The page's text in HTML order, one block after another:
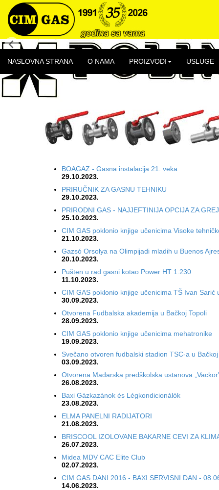
NASLOVNA STRANA O NAMA PROIZVODI USLUGE
07.08.2026.
Novosti
Zahvalnica CIM GAS-u od OŠ Nikola Tesla, Bačka
21.11.2023.
SAJAM PRIVREDE,GRAĐEVINARSTVA I
BOAGAZ - Gasna instalacija 21. veka
29.10.2023.
PRIRUČNIK ZA GASNU TEHNIKU
29.10.2023.
PRIRODNI GAS - NAJJEFTINIJA OPCIJA ZA
25.10.2023.
CIM GAS poklonio knjige učenicima Visoke
21.10.2023.
Gazsó Orsolya na Olimpijadi mladih u Buenos
20.10.2023.
Pušten u rad gasni kotao Power HT 1.230
11.10.2023.
CIM GAS poklonio knjige učenicima TŠ Ivan Sarić
30.09.2023.
Otvorena Fudbalska akademija u Bačkoj Topoli
28.09.2023.
CIM GAS poklonio knjige učenicima mehatronike
19.09.2023.
Svečano otvoren fudbalski stadion TSC-a u Bačkoj
03.09.2023.
Otvorena Mađarska predškolska ustanova
26.08.2023.
Baxi Gázkazánok és Légkondicionálók
23.08.2023.
ELMA PANELNI RADIJATORI
21.08.2023.
BRISCOOL IZOLOVANE BAKARNE CEVI ZA
26.07.2023.
Midea MDV CAC Elite Club
02.07.2023.
CIM GAS DANI 2016 - BAXI SERVISNI DAN -
14.06.2023.